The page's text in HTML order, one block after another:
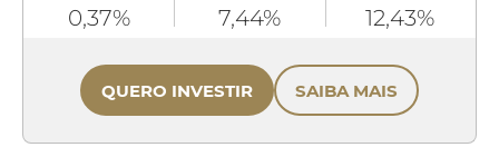
0,37% 7,44% 12,43%
QUERO INVESTIR SAIBA MAIS